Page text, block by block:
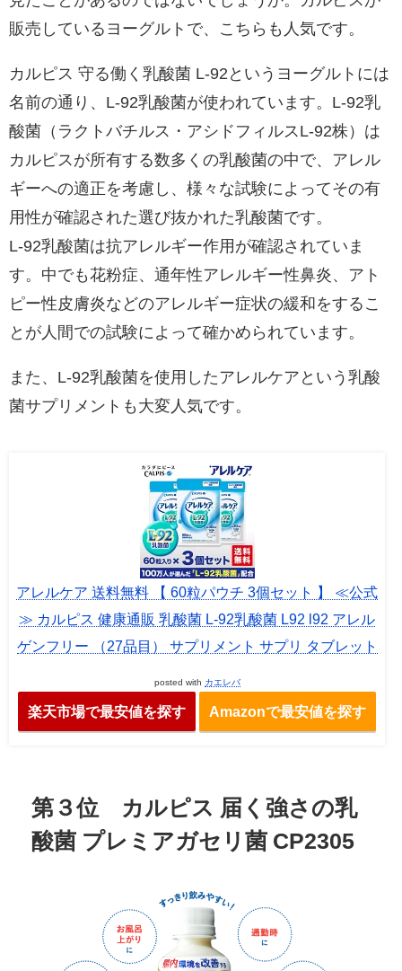
販売しているヨーグルトで、こちらも人気です。
カルピス 守る働く乳酸菌 L-92というヨーグルトには
名前の通り、L-92乳酸菌が使われています。L-92乳
酸菌（ラクトバチルス・アシドフィルスL-92株）は
カルピスが所有する数多くの乳酸菌の中で、アレル
ギーへの適正を考慮し、様々な試験によってその有
用性が確認された選び抜かれた乳酸菌です。
L-92乳酸菌は抗アレルギー作用が確認されていま
す。中でも花粉症、通年性アレルギー性鼻炎、アト
ピー性皮膚炎などのアレルギー症状の緩和をするこ
とが人間での試験によって確かめられています。
また、L-92乳酸菌を使用したアレルケアという乳酸
菌サプリメントも大変人気です。
アレルケア 送料無料 【 60粒パウチ 3個セット 】 ≪公式
≫ カルピス 健康通販 乳酸菌 L-92乳酸菌 L92 l92 アレル
ゲンフリー （27品目） サプリメント サプリ タブレット
posted with カエレバ
楽天市場で最安値を探す Amazonで最安値を探す
第３位 カルピス 届く強さの乳
酸菌 プレミアガセリ菌 CP2305